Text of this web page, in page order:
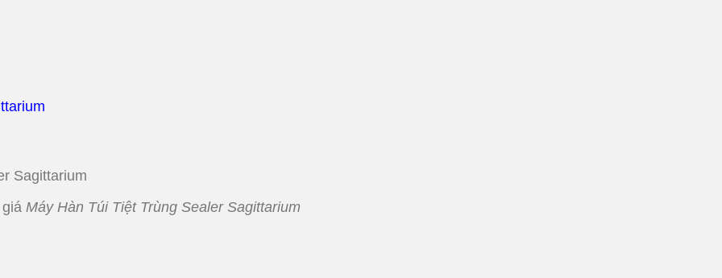
Sagittarium
Máy Hàn Túi Tiệt Trùng Sealer Sagittarium